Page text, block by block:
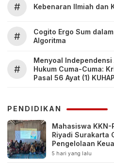
# Kebenaran Ilmiah dan
#
Cogito Ergo Sum
Algoritma
#
Menyoal
Hukum Cuma-Cuma:
Pasal 56 Ayat (1) KUHAP
PENDIDIKAN
Mahasiswa KKN-
Riyadi Surakarta
Pengelolaan
5 hari yang lalu